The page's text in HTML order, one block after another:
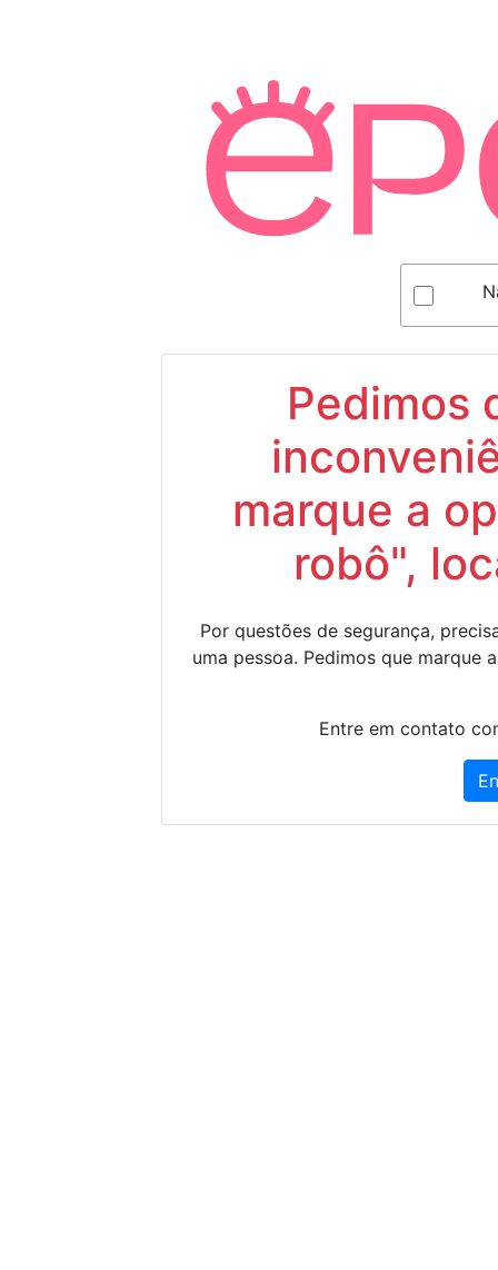
Pedimos
marque a
robô",
Por questões de segurança,
uma pessoa. Pedimos que marque
Entre em contato